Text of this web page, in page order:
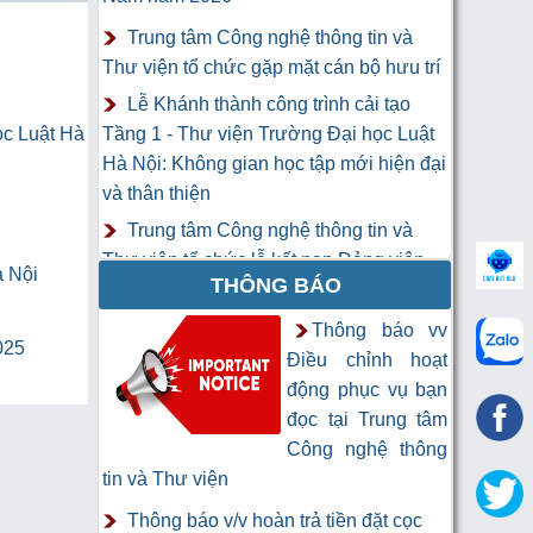
Luật Hà
Nội
Trung tâm Công nghệ thông tin và
Thư viện tổ chức gặp mặt cán bộ hưu trí
Lễ Khánh thành công trình cải tạo
Tầng 1 - Thư viện Trường Đại học Luật
Hà Nội: Không gian học tập mới hiện đại
và thân thiện
Trung tâm Công nghệ thông tin và
Thư viện tổ chức lễ kết nạp Đảng viên
Khai mạc Khóa học “Trí tuệ nhân tạo
cho chuyên gia thông tin và thư viện”
THÔNG BÁO
Thông báo vv
Điều chỉnh hoạt
động phục vụ bạn
đọc tại Trung tâm
Công nghệ thông
tin và Thư viện
Thông báo v/v hoàn trả tiền đặt cọc